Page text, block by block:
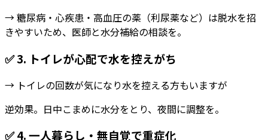
→ 糖尿病・心疾患・高血圧の薬（利尿薬など）は脱水を招
きやすいため、医師と水分補給の相談を。
✅ 3. トイレが心配で水を控えがち
→ トイレの回数が気になり水を控える方もいますが
逆効果。日中こまめに水分をとり、夜間に調整を。
✅ 4.一人暮らし・無自覚で重症化